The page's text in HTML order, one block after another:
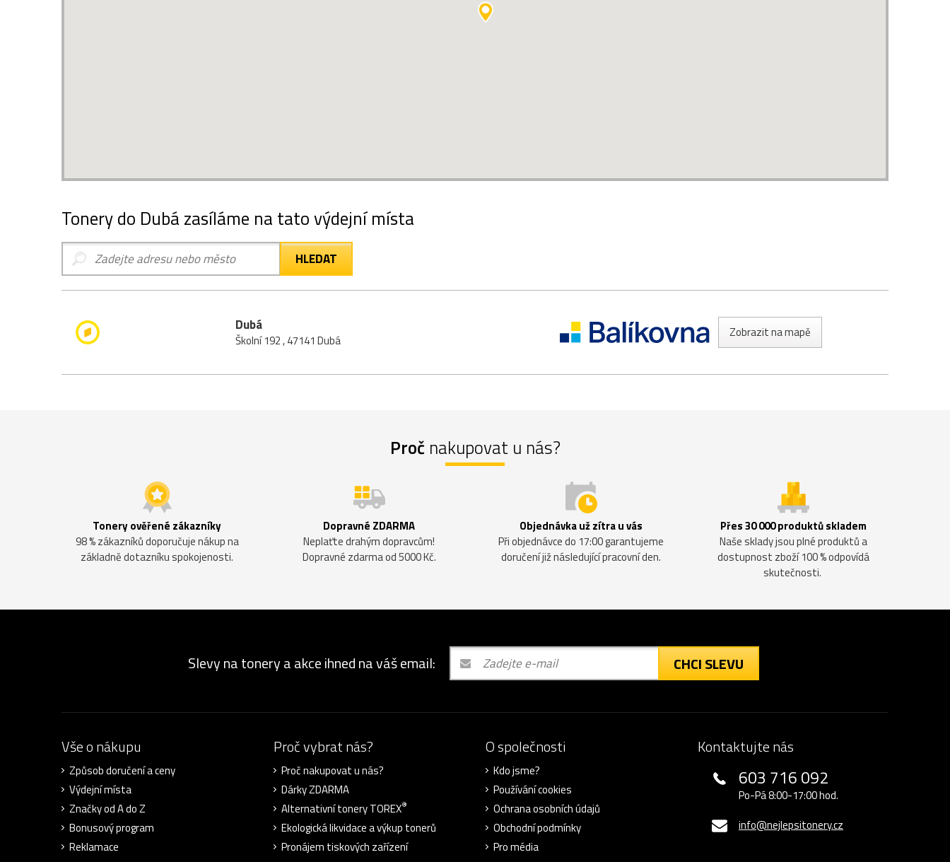
Tonery do Dubá zasíláme na tato výdejní místa
Dubá
Školní 192 , 47141 Dubá Zobrazit na mapě
Proč nakupovat u nás?
Tonery ověřené zákazníky
98 % zákazníků doporučuje nákup na
základně dotazníku spokojenosti.
Dopravné ZDARMA
Neplaťte drahým dopravcům!
Dopravné zdarma od 5000 Kč.
Objednávka už zítra u vás
Při objednávce do 17:00 garantujeme
doručení již následující pracovní den.
Přes 30 000 produktů skladem
Naše sklady jsou plné produktů a
dostupnost zboží 100 % odpovídá
skutečnosti.
Slevy na tonery a akce ihned na váš email: CHCI SLEVU
Vše o nákupu
Způsob doručení a ceny
Výdejní místa
Značky od A do Z
Bonusový program
Reklamace
Proč vybrat nás?
Proč nakupovat u nás?
Dárky ZDARMA
Alternativní tonery TOREX®
Ekologická likvidace a výkup tonerů
Pronájem tiskových zařízení
O společnosti
Kdo jsme?
Používání cookies
Ochrana osobních údajů
Obchodní podmínky
Pro média
Kontaktujte nás
603 716 092
Po-Pá 8:00-17:00 hod.
info@nejlepsitonery.cz